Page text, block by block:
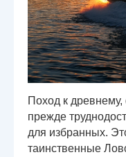
Поход к
прежде
для избранных.
таинственные